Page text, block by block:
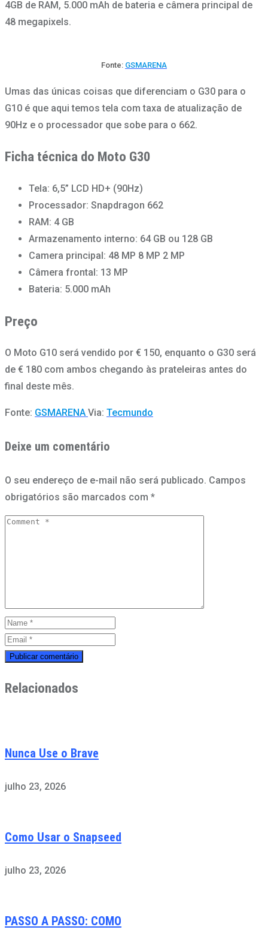
4GB de RAM, 5.000 mAh de bateria e câmera principal de
48 megapixels.
Fonte: GSMARENA
Umas das únicas coisas que diferenciam o G30 para o
G10 é que aqui temos tela com taxa de atualização de
90Hz e o processador que sobe para o 662.
Ficha técnica do Moto G30
Tela: 6,5” LCD HD+ (90Hz)
Processador: Snapdragon 662
RAM: 4 GB
Armazenamento interno: 64 GB ou 128 GB
Camera principal: 48 MP 8 MP 2 MP
Câmera frontal: 13 MP
Bateria: 5.000 mAh
Preço
O Moto G10 será vendido por € 150, enquanto o G30 será
de € 180 com ambos chegando às prateleiras antes do
final deste mês.
Fonte: GSMARENA Via: Tecmundo
Deixe um comentário
O seu endereço de e-mail não será publicado. Campos
obrigatórios são marcados com *
Relacionados
Nunca Use o Brave
julho 23, 2026
Como Usar o Snapseed
julho 23, 2026
PASSO A PASSO: COMO